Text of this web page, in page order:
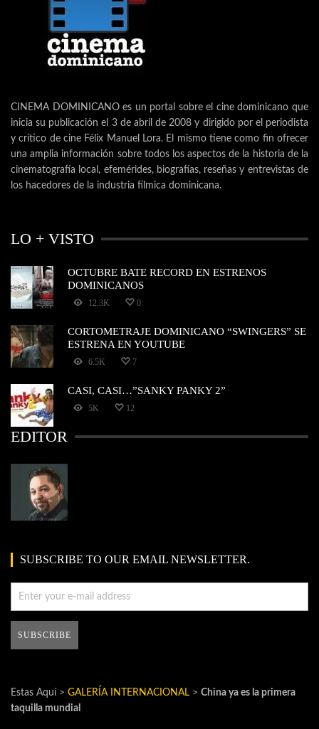
CINEMA DOMINICANO es un portal sobre el cine dominicano que
inicia su publicación el 3 de abril de 2008 y dirigido por el periodista
y crítico de cine Félix Manuel Lora. El mismo tiene como fin ofrecer
una amplia información sobre todos los aspectos de la historia de la
cinematografía local, efemérides, biografías, reseñas y entrevistas de
los hacedores de la industria fílmica dominicana.
LO + VISTO
OCTUBRE BATE RECORD EN ESTRENOS
DOMINICANOS
12.3K 0
CORTOMETRAJE DOMINICANO “SWINGERS” SE
ESTRENA EN YOUTUBE
6.5K 7
CASI, CASI…”SANKY PANKY 2”
5K 12
EDITOR
SUBSCRIBE TO OUR EMAIL NEWSLETTER.
Estas Aquí > GALERÍA INTERNACIONAL > China ya es la primera
taquilla mundial